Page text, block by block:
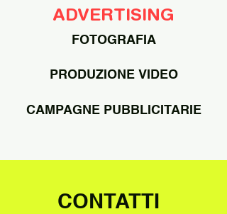
ADVERTISING
FOTOGRAFIA
PRODUZIONE VIDEO
CAMPAGNE PUBBLICITARIE
CONTATTI